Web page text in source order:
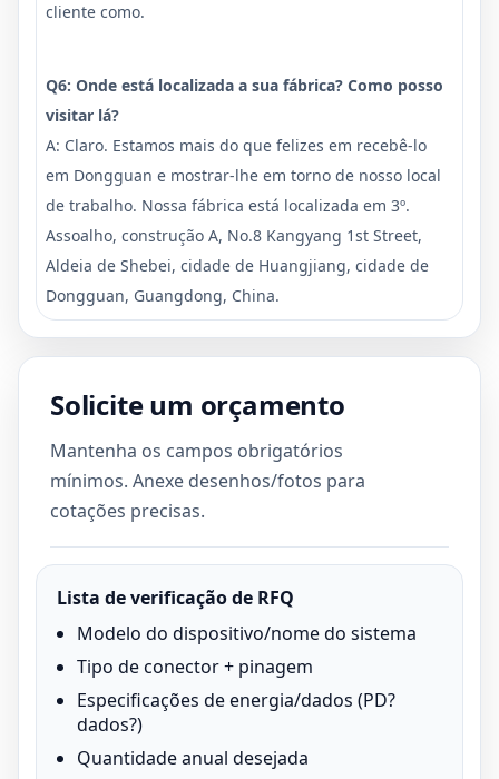
cliente como.
Q6: Onde está localizada a sua fábrica? Como posso
visitar lá?
A: Claro. Estamos mais do que felizes em recebê-lo
em Dongguan e mostrar-lhe em torno de nosso local
de trabalho. Nossa fábrica está localizada em 3º.
Assoalho, construção A, No.8 Kangyang 1st Street,
Aldeia de Shebei, cidade de Huangjiang, cidade de
Dongguan, Guangdong, China.
Solicite um orçamento
Mantenha os campos obrigatórios
mínimos. Anexe desenhos/fotos para
cotações precisas.
Lista de verificação de RFQ
Modelo do dispositivo/nome do sistema
Tipo de conector + pinagem
Especificações de energia/dados (PD?
dados?)
Quantidade anual desejada